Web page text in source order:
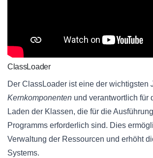
ClassLoader
Der ClassLoader ist eine der wichtigsten
Kernkomponenten und verantwortlich für
Laden der Klassen, die für die
Programms erforderlich sind. Dies
Verwaltung der Ressourcen und erhöht
Systems.